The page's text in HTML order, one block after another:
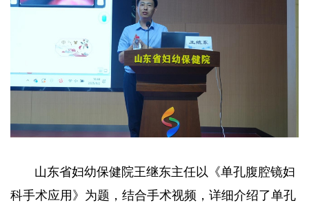
山东省妇幼保健院王继东主任以《单孔腹腔镜妇
科手术应用》为题，结合手术视频，详细介绍了单孔